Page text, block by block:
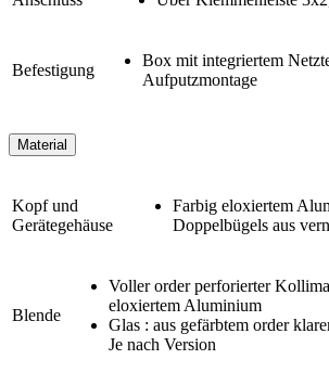
Befestigung
Box mit integriertem
Aufputzmontage
Material
Kopf und
Gerätegehäuse
Farbig eloxiertem
Doppelbügels aus
Blende
Voller order perforierter
eloxiertem Aluminium
Glas : aus gefärbtem order
Je nach Version